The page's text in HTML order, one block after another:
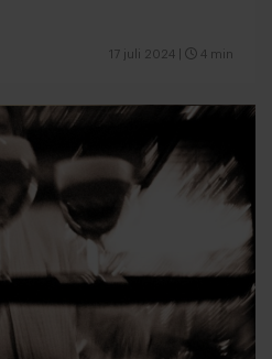
17 juli 2024 4 min